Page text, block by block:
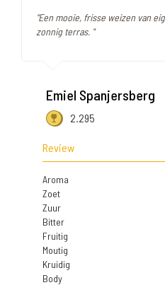
"Een mooie, frisse weizen van
zonnig terras. "
Emiel Spanjersberg
2.295
Review
Aroma
Zoet
Zuur
Bitter
Fruitig
Moutig
Kruidig
Body